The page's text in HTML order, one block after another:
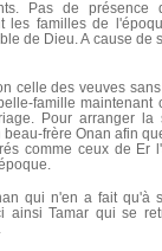
Pas de présence
les familles de
de Dieu. A cause de
celle des veuves
famille maintenant
Pour arranger la
frère Onan afin
comme ceux de Er
qui n'en a fait qu'à
ainsi Tamar qui se